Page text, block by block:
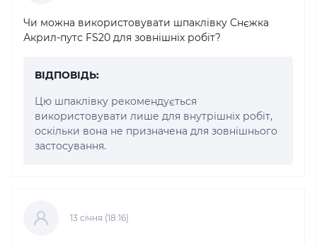
Чи можна використовувати шпаклівку Снєжка
Акрил-путс FS20 для зовнішніх робіт?
ВІДПОВІДЬ:
Цю шпаклівку рекомендується
використовувати лише для внутрішніх робіт,
оскільки вона не призначена для зовнішнього
застосування.
13 cічня (18:16)